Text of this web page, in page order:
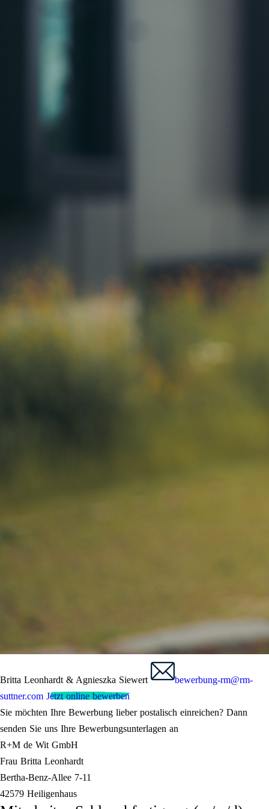
Britta Leonhardt & Agnieszka Siewert
bewerbung-rm@rm-
suttner.com Jetzt online bewerben
Sie möchten Ihre Bewerbung lieber postalisch einreichen? Dann
senden Sie uns Ihre Bewerbungsunterlagen an
R+M de Wit GmbH
Frau Britta Leonhardt
Bertha-Benz-Allee 7-11
42579 Heiligenhaus